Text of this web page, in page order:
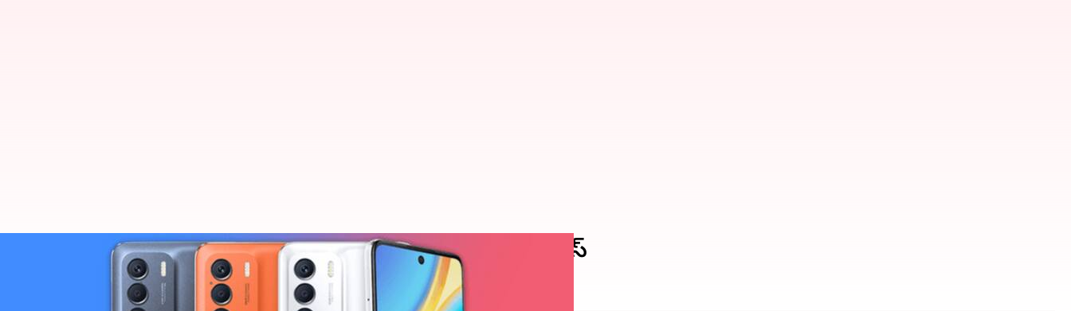
భారతదేశంలో విడుదల కాబోతున్న Infinix ZERO 5G 2023 సిరీస్
Nishkala Sathivada Feb 04, 2023 05:41 pm